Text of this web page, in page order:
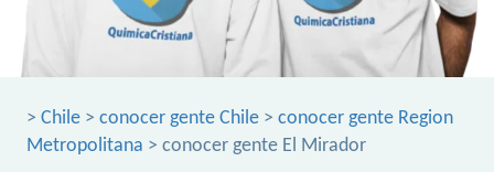
> Chile > conocer gente Chile > conocer gente Region
Metropolitana > conocer gente El Mirador